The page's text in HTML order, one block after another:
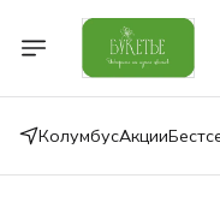
КолумбусАкции